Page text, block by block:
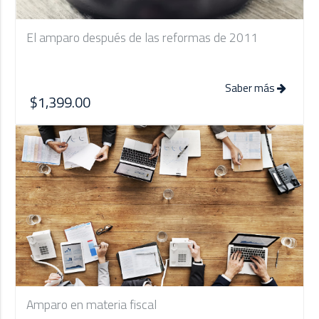
Amparo en materia fiscal
El amparo después de las reformas de 2011
$1,399.00
Saber más